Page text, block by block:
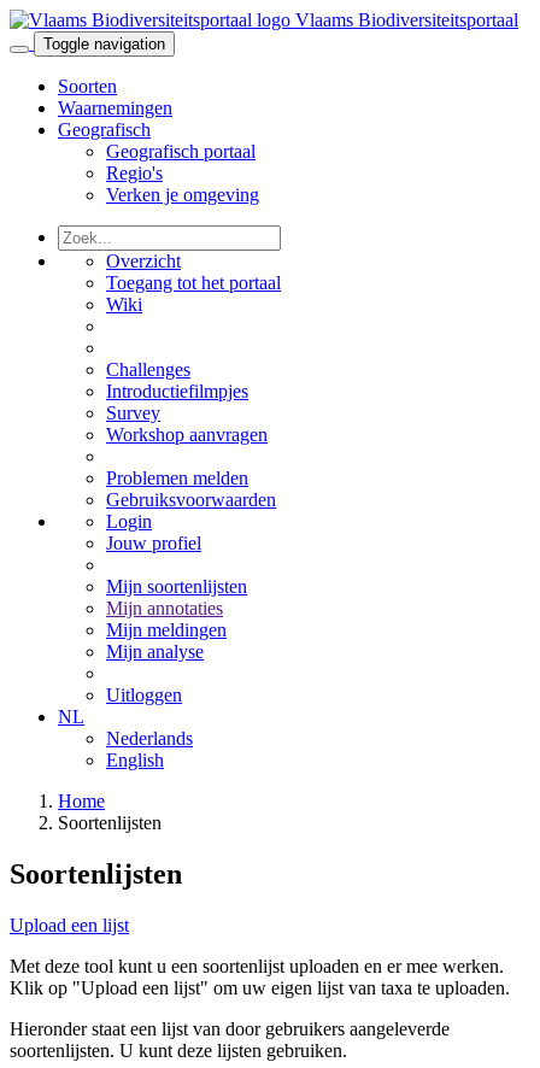
Vlaams Biodiversiteitsportaal
Toggle navigation
Soorten
Waarnemingen
Geografisch
Geografisch portaal
Regio's
Verken je omgeving
Overzicht
Toegang tot het portaal
Wiki
Challenges
Introductiefilmpjes
Survey
Workshop aanvragen
Problemen melden
Gebruiksvoorwaarden
Login
Jouw profiel
Mijn soortenlijsten
Mijn annotaties
Mijn meldingen
Mijn analyse
Uitloggen
NL
Nederlands
English
Home
Soortenlijsten
Soortenlijsten
Upload een lijst
Met deze tool kunt u een soortenlijst uploaden en er mee werken.
Klik op "Upload een lijst" om uw eigen lijst van taxa te uploaden.
Hieronder staat een lijst van door gebruikers aangeleverde
soortenlijsten. U kunt deze lijsten gebruiken.